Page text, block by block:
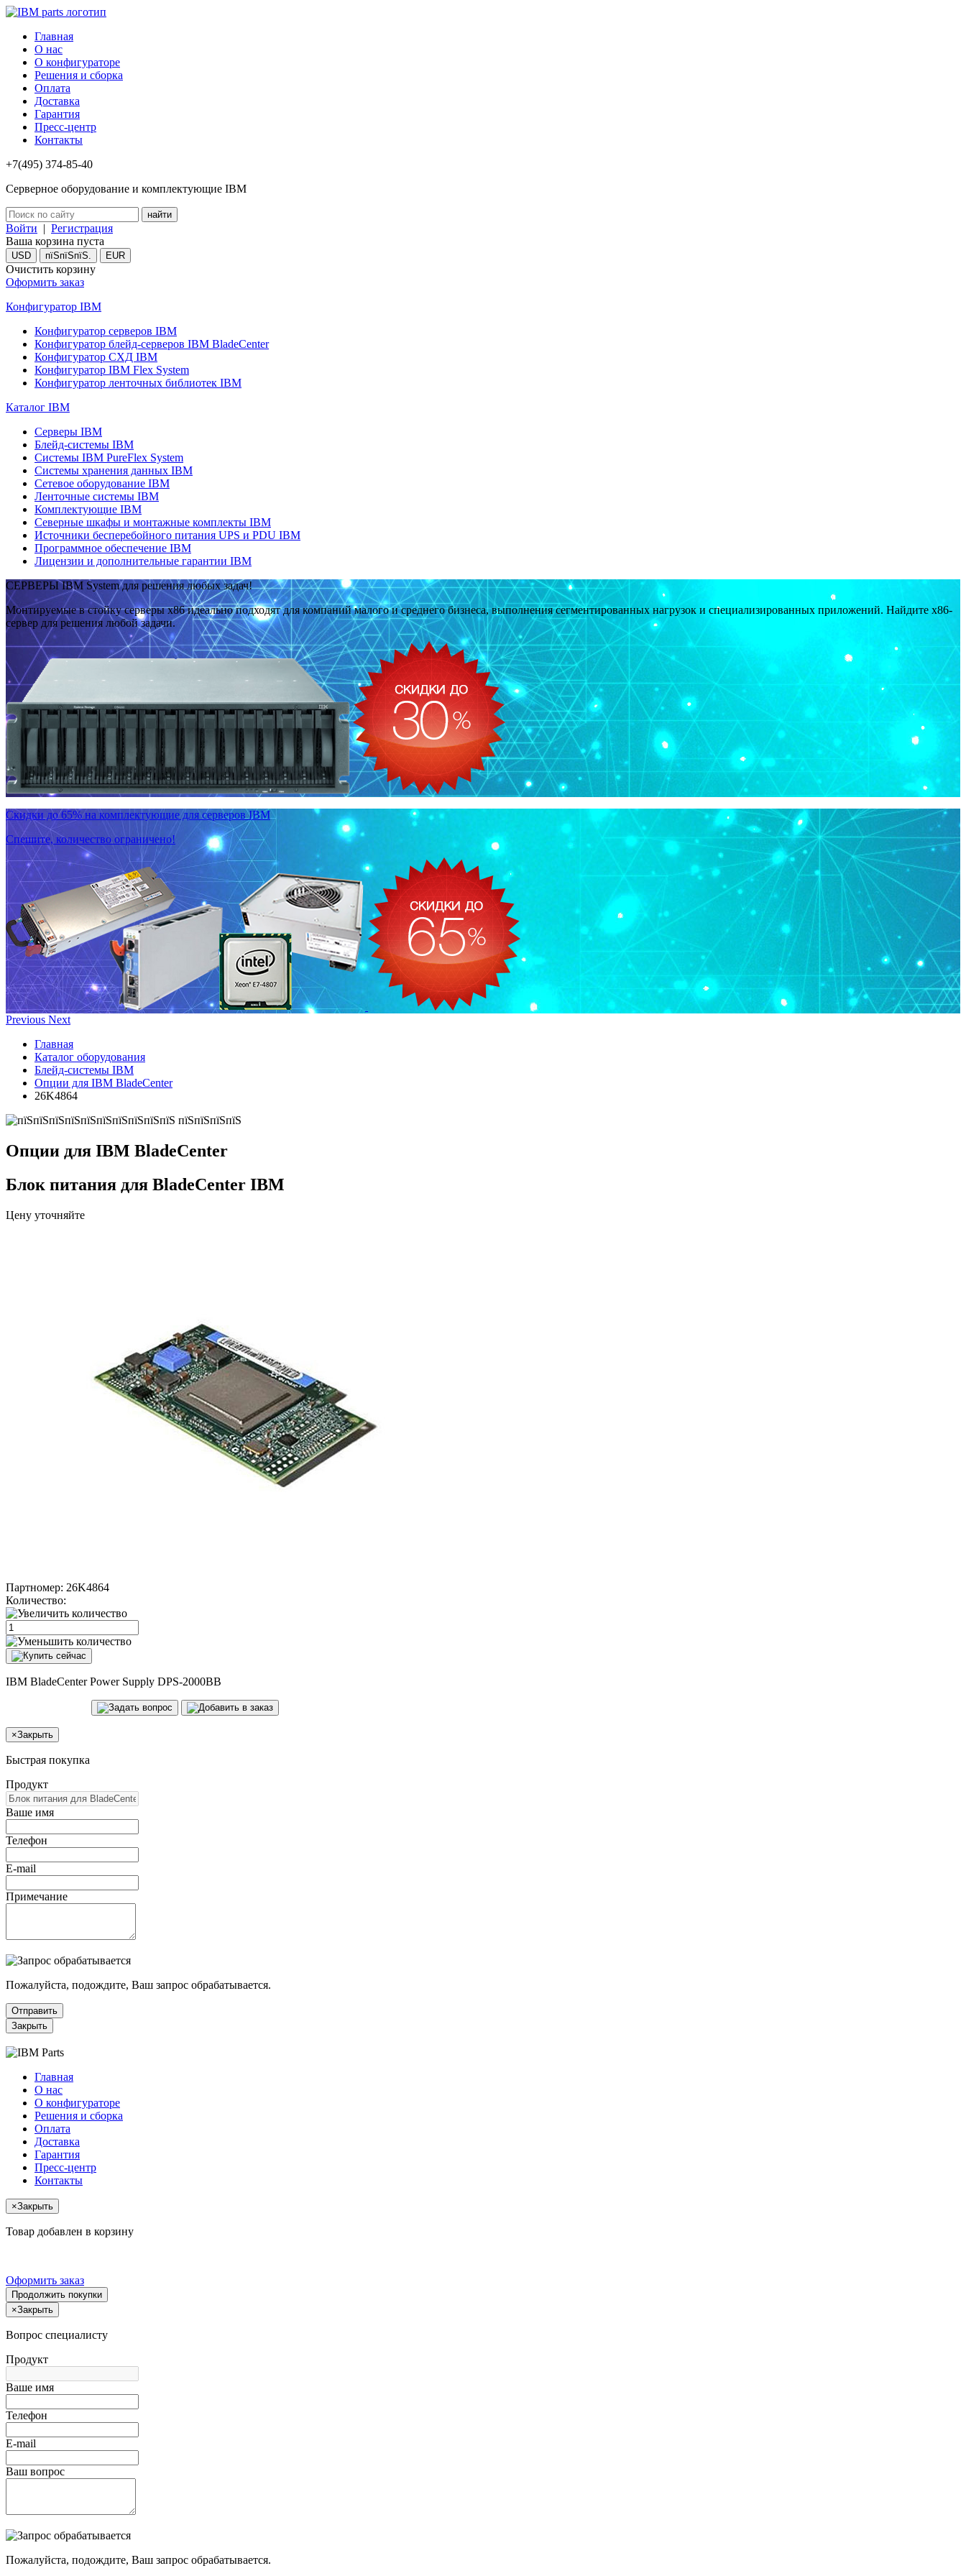
Главная
О нас
О конфигураторе
Решения и сборка
Оплата
Доставка
Гарантия
Пресс-центр
Контакты
+7(495) 374-85-40
Серверное оборудование и комплектующие IBM
Войти | Регистрация
Ваша корзина пуста
USD пїЅпїЅпїЅ. EUR
Очистить корзину
Оформить заказ
Конфигуратор IBM
Конфигуратор серверов IBM
Конфигуратор блейд-серверов IBM BladeCenter
Конфигуратор СХД IBM
Конфигуратор IBM Flex System
Конфигуратор ленточных библиотек IBM
Каталог IBM
Серверы IBM
Блейд-системы IBM
Системы IBM PureFlex System
Системы хранения данных IBM
Сетевое оборудование IBM
Ленточные системы IBM
Комплектующие IBM
Северные шкафы и монтажные комплекты IBM
Источники бесперебойного питания UPS и PDU IBM
Программное обеспечение IBM
Лицензии и дополнительные гарантии IBM
СЕРВЕРЫ IBM System для решения любых задач!
Монтируемые в стойку серверы x86 идеально подходят для компаний малого и среднего бизнеса, выполнения сегментированных нагрузок и специализированных приложений. Найдите x86-
сервер для решения любой задачи.
Скидки до 65% на комплектующие для серверов IBM
Спешите, количество ограничено!
Previous Next
Главная
Каталог оборудования
Блейд-системы IBM
Опции для IBM BladeCenter
26K4864
Опции для IBM BladeCenter
Блок питания для BladeCenter IBM
Цену уточняйте
Партномер: 26K4864
Количество:
IBM BladeCenter Power Supply DPS-2000BB
×Закрыть
Быстрая покупка
Продукт
Ваше имя
Телефон
E-mail
Примечание
Пожалуйста, подождите, Ваш запрос обрабатывается.
Отправить
Закрыть
Главная
О нас
О конфигураторе
Решения и сборка
Оплата
Доставка
Гарантия
Пресс-центр
Контакты
×Закрыть
Товар добавлен в корзину
Оформить заказ
Продолжить покупки
×Закрыть
Вопрос специалисту
Продукт
Ваше имя
Телефон
E-mail
Ваш вопрос
Пожалуйста, подождите, Ваш запрос обрабатывается.